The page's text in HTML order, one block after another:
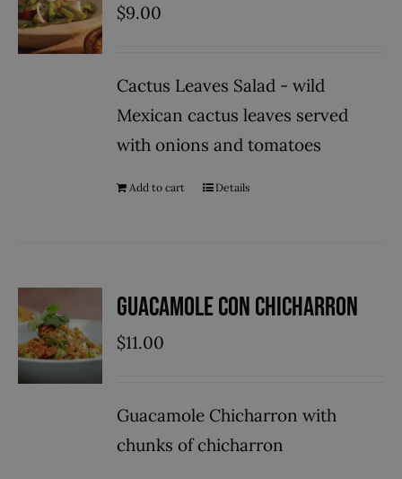
$9.00
Cactus Leaves Salad - wild
Mexican cactus leaves served
with onions and tomatoes
Add to cart Details
Guacamole con Chicharron
$11.00
Guacamole Chicharron with
chunks of chicharron